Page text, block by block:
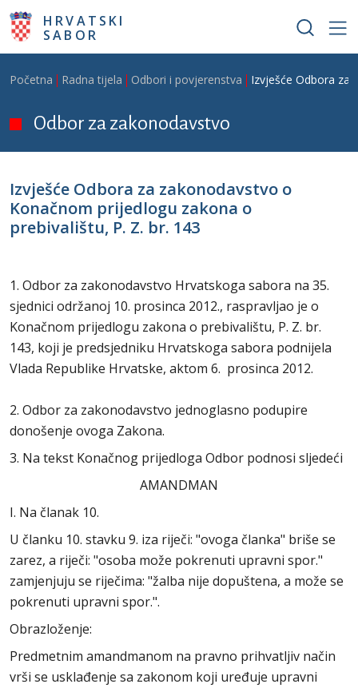
Skoči na glavni sadržaj
HRVATSKI
SABOR
Breadcrumb
Početna Radna tijela Odbori i povjerenstva Izvješće Odbora za
Odbor za zakonodavstvo
Izvješće Odbora za zakonodavstvo o
Konačnom prijedlogu zakona o
prebivalištu, P. Z. br. 143
1. Odbor za zakonodavstvo Hrvatskoga sabora na 35.
sjednici održanoj 10. prosinca 2012., raspravljao je o
Konačnom prijedlogu zakona o prebivalištu, P. Z. br.
143, koji je predsjedniku Hrvatskoga sabora podnijela
Vlada Republike Hrvatske, aktom 6. prosinca 2012.
2. Odbor za zakonodavstvo jednoglasno podupire
donošenje ovoga Zakona.
3. Na tekst Konačnog prijedloga Odbor podnosi sljedeći
AMANDMAN
I. Na članak 10.
U članku 10. stavku 9. iza riječi: "ovoga članka" briše se
zarez, a riječi: "osoba može pokrenuti upravni spor."
zamjenjuju se riječima: "žalba nije dopuštena, a može se
pokrenuti upravni spor.".
Obrazloženje:
Predmetnim amandmanom na pravno prihvatljiv način
vrši se usklađenje sa zakonom koji uređuje upravni